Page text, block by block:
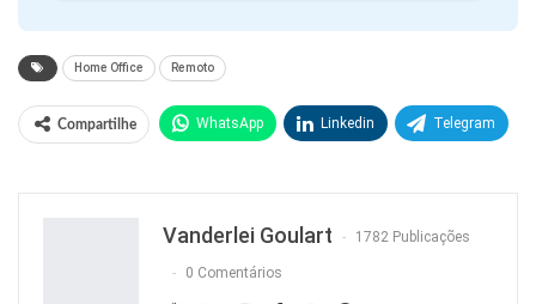
Home Office Remoto
Compartilhe WhatsApp Linkedin Telegram
Vanderlei Goulart 1782 Publicações
0 Comentários